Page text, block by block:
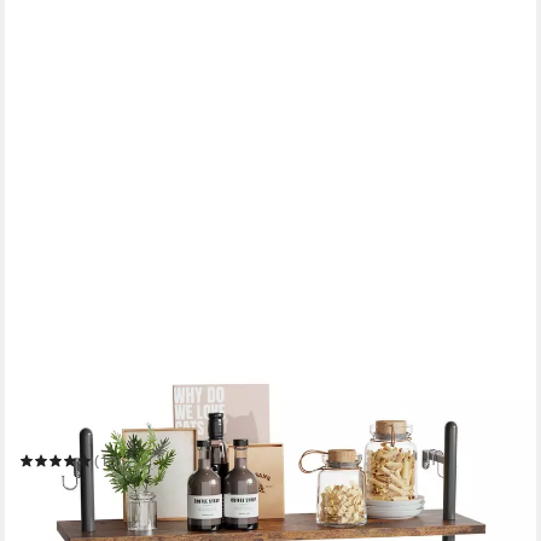
Wandregal Wandboard Holz, Küchenregal, Wandregal
Badezimmer Metall
(10)
45,99 € UVP99,99 €